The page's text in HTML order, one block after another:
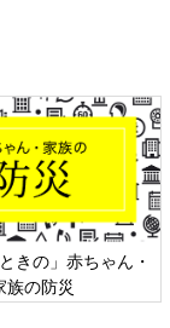
ング病類縁疾
調べるほどいろん
を過ごしていたん
手術を受けるに
、4回目の手術を
思います。
向こうと決意
きの」赤ちゃん・
族の防災